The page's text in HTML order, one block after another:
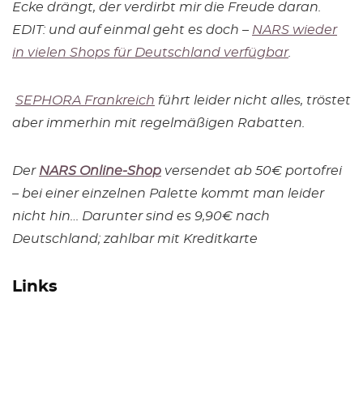
Ecke drängt, der verdirbt mir die Freude daran.
EDIT: und auf einmal geht es doch – NARS wieder
in vielen Shops für Deutschland verfügbar.
SEPHORA Frankreich führt leider nicht alles, tröstet
aber immerhin mit regelmäßigen Rabatten.
Der NARS Online-Shop versendet ab 50€ portofrei
– bei einer einzelnen Palette kommt man leider
nicht hin… Darunter sind es 9,90€ nach
Deutschland; zahlbar mit Kreditkarte
Links